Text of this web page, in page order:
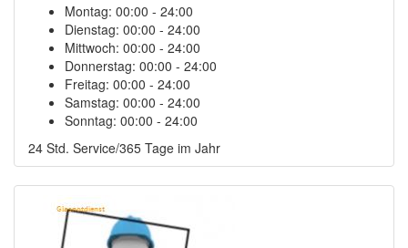
Montag: 00:00 - 24:00
Dienstag: 00:00 - 24:00
Mittwoch: 00:00 - 24:00
Donnerstag: 00:00 - 24:00
Freitag: 00:00 - 24:00
Samstag: 00:00 - 24:00
Sonntag: 00:00 - 24:00
24 Std. Service/365 Tage im Jahr